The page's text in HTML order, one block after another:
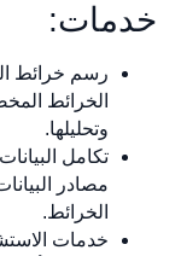
خدمات:
رسم خرائط
الخرائط
وتحليلها.
تكامل
مصادر
الخرائط.
خدمات